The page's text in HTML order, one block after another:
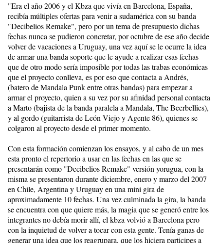
"Era el año 2006 y el Kbza que vivía en Barcelona, España,
recibía múltiples ofertas para venir a sudamérica con su banda
"Decibelios Remake", pero por un tema de presupuesto dichas
fechas nunca se pudieron concretar, por octubre de ese año decide
volver de vacaciones a Uruguay, una vez aquí se le ocurre la idea
de armar una banda soporte que le ayude a realizar esas fechas
que de otro modo sería imposible por todas las trabas económicas
que el proyecto conlleva, es por eso que contacta a Andrés,
(batero de Mandala Punk entre otras bandas) para empezar a
armar el proyecto, quien a su vez por su afinidad personal contacta
a Marto (bajista de la banda paralela a Mandala, The Beerbellies),
y al gordo (guitarrista de León Viejo y Agente 86), quienes se
colgaron al proyecto desde el primer momento.
Con esta formación comienzan los ensayos, y al cabo de un mes
esta pronto el repertorio a usar en las fechas en las que se
presentarán como "Decibelios Remake" versión yorugua, con la
misma se presentaron durante diciembre, enero y marzo del 2007
en Chile, Argentina y Uruguay en una mini gira de
aproximadamente 10 fechas. Una vez culminada la gira, la banda
se encuentra con que quiere más, la magia que se generó entre los
integrantes no debía morir allí, el kbza volvió a Barcelona pero
con la inquietud de volver a tocar con esta gente. Tenía ganas de
generar una idea que los reagrupara, que los hiciera participes a